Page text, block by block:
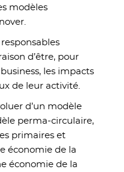
modèles
d’être, pour
les impacts
de leur activité.
d’un modèle
perma-circulaire,
primaires et
économie de la
économie de la